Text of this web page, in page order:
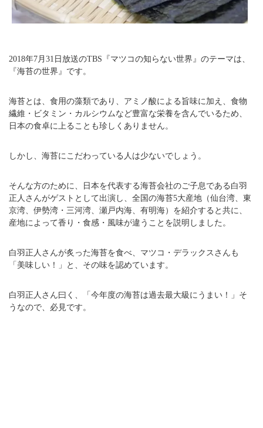
2018年7月31日放送のTBS『マツコの知らない世界』のテーマは、
『海苔の世界』です。
海苔とは、食用の藻類であり、アミノ酸による旨味に加え、食物
繊維・ビタミン・カルシウムなど豊富な栄養を含んでいるため、
日本の食卓に上ることも珍しくありません。
しかし、海苔にこだわっている人は少ないでしょう。
そんな方のために、日本を代表する海苔会社のご子息である白羽
正人さんがゲストとして出演し、全国の海苔5大産地（仙台湾、東
京湾、伊勢湾・三河湾、瀬戸内海、有明海）を紹介すると共に、
産地によって香り・食感・風味が違うことを説明しました。
白羽正人さんが炙った海苔を食べ、マツコ・デラックスさんも
「美味しい！」と、その味を認めています。
白羽正人さん曰く、「今年度の海苔は過去最大級にうまい！」そ
うなので、必見です。